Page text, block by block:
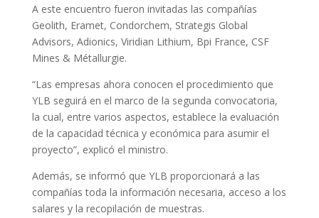
A este encuentro fueron invitadas las compañías
Geolith, Eramet, Condorchem, Strategis Global
Advisors, Adionics, Viridian Lithium, Bpi France, CSF
Mines & Métallurgie.
“Las empresas ahora conocen el procedimiento que
YLB seguirá en el marco de la segunda convocatoria,
la cual, entre varios aspectos, establece la evaluación
de la capacidad técnica y económica para asumir el
proyecto”, explicó el ministro.
Además, se informó que YLB proporcionará a las
compañías toda la información necesaria, acceso a los
salares y la recopilación de muestras.